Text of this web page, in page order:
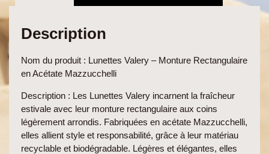
Description
Nom du produit : Lunettes Valery – Monture Rectangulaire
en Acétate Mazzucchelli
Description : Les Lunettes Valery incarnent la fraîcheur
estivale avec leur monture rectangulaire aux coins
légèrement arrondis. Fabriquées en acétate Mazzucchelli,
elles allient style et responsabilité, grâce à leur matériau
recyclable et biodégradable. Légères et élégantes, elles